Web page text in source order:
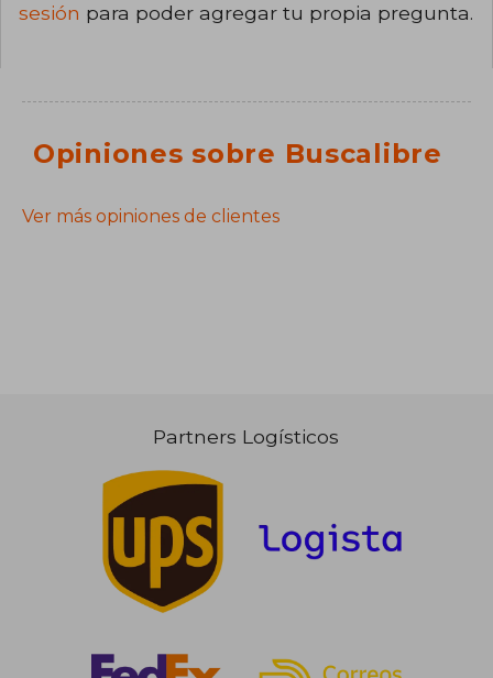
sesión para poder agregar tu propia pregunta.
Opiniones sobre Buscalibre
Ver más opiniones de clientes
Partners Logísticos